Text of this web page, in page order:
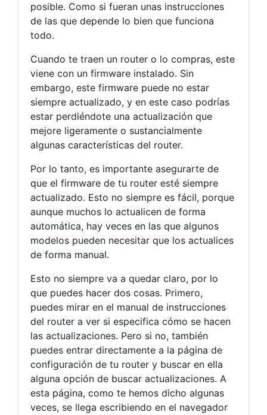
posible. Como si fueran unas instrucciones
de las que depende lo bien que funciona
todo.
Cuando te traen un router o lo compras, este
viene con un firmware instalado. Sin
embargo, este firmware puede no estar
siempre actualizado, y en este caso podrías
estar perdiéndote una actualización que
mejore ligeramente o sustancialmente
algunas características del router.
Por lo tanto, es importante asegurarte de
que el firmware de tu router esté siempre
actualizado. Esto no siempre es fácil, porque
aunque muchos lo actualicen de forma
automática, hay veces en las que algunos
modelos pueden necesitar que los actualices
de forma manual.
Esto no siempre va a quedar claro, por lo
que puedes hacer dos cosas. Primero,
puedes mirar en el manual de instrucciones
del router a ver si especifica cómo se hacen
las actualizaciones. Pero si no, también
puedes entrar directamente a la página de
configuración de tu router y buscar en ella
alguna opción de buscar actualizaciones. A
esta página, como te hemos dicho algunas
veces, se llega escribiendo en el navegador